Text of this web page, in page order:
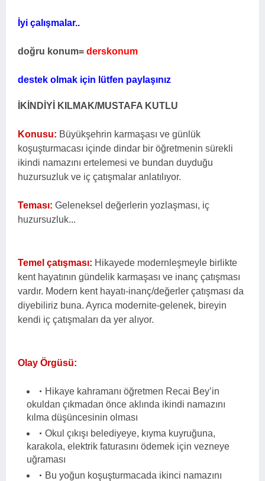
İyi çalışmalar..
doğru konum= derskonum
destek olmak için lütfen paylaşınız
İKİNDİYİ KILMAK/MUSTAFA KUTLU
Konusu: Büyükşehrin karmaşası ve günlük
koşuşturmacası içinde dindar bir öğretmenin sürekli
ikindi namazını ertelemesi ve bundan duyduğu
huzursuzluk ve iç çatışmalar anlatılıyor.
Teması: Geleneksel değerlerin yozlaşması, iç
huzursuzluk...
Temel çatışması: Hikayede modernleşmeyle birlikte
kent hayatının gündelik karmaşası ve inanç çatışması
vardır. Modern kent hayatı-inanç/değerler çatışması da
diyebiliriz buna. Ayrıca modernite-gelenek, bireyin
kendi iç çatışmaları da yer alıyor.
Olay Örgüsü:
Hikaye kahramanı öğretmen Recai Bey’in
okuldan çıkmadan önce aklında ikindi namazını
kılma düşüncesinin olması
Okul çıkışı belediyeye, kıyma kuyruğuna,
karakola, elektrik faturasını ödemek için vezneye
uğraması
Bu yoğun koşuşturmacada ikinci namazını